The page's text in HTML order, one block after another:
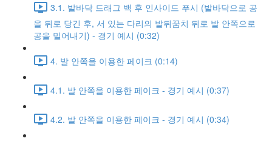
3.1. 발바닥 드래그 백 후 인사이드 푸시 (발바닥으로 공
을 뒤로 당긴 후, 서 있는 다리의 발뒤꿈치 뒤로 발 안쪽으로
공을 밀어내기) - 경기 예시 (0:32)
4. 발 안쪽을 이용한 페이크 (0:14)
4.1. 발 안쪽을 이용한 페이크 - 경기 예시 (0:37)
4.2. 발 안쪽을 이용한 페이크 - 경기 예시 (0:34)